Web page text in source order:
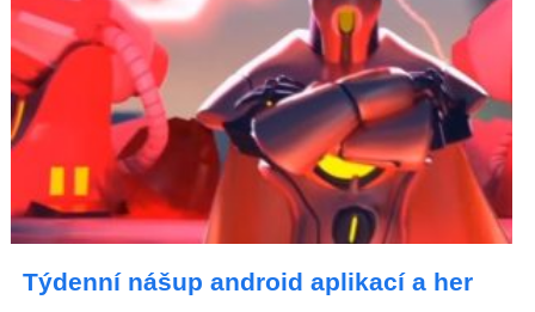
Týdenní nášup android aplikací a her